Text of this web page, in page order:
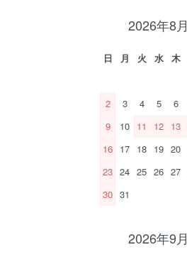
2026年8月
日 月 火 水 木
2
3 4 5 6
9
10 11 12 13
16 17 18 19 20
23 24 25 26 27
30 31
2026年9月